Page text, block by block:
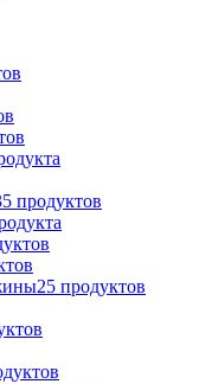
продуктов
25 продуктов